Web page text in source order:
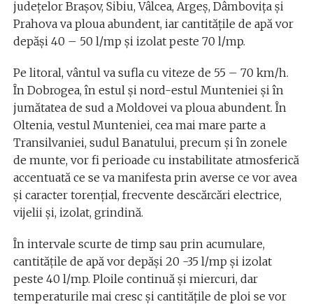
județelor Brașov, Sibiu, Vâlcea, Argeș, Dâmbovița și
Prahova va ploua abundent, iar cantitățile de apă vor
depăși 40 – 50 l/mp și izolat peste 70 l/mp.
Pe litoral, vântul va sufla cu viteze de 55 – 70 km/h.
În Dobrogea, în estul și nord-estul Munteniei și în
jumătatea de sud a Moldovei va ploua abundent. În
Oltenia, vestul Munteniei, cea mai mare parte a
Transilvaniei, sudul Banatului, precum și în zonele
de munte, vor fi perioade cu instabilitate atmosferică
accentuată ce se va manifesta prin averse ce vor avea
și caracter torențial, frecvente descărcări electrice,
vijelii și, izolat, grindină.
În intervale scurte de timp sau prin acumulare,
cantitățile de apă vor depăși 20 -35 l/mp și izolat
peste 40 l/mp. Ploile continuă și miercuri, dar
temperaturile mai cresc și cantitățile de ploi se vor